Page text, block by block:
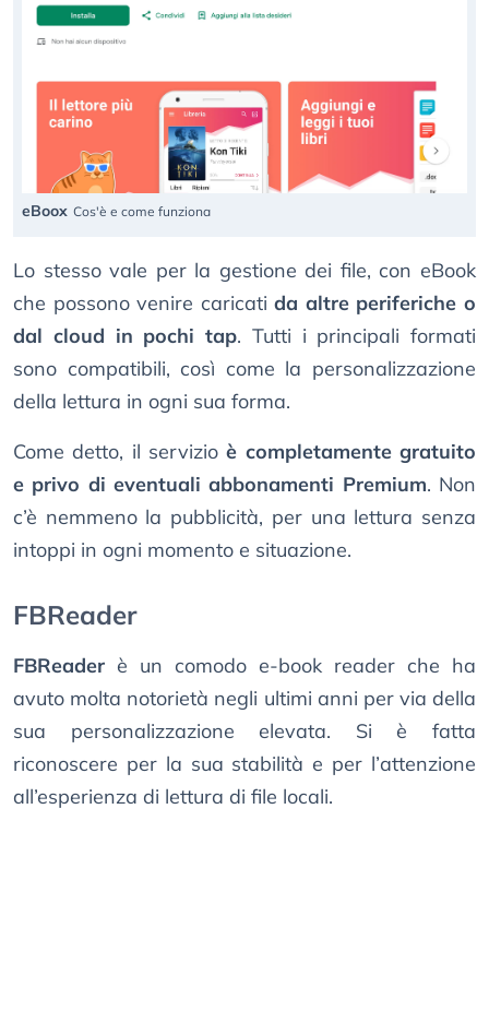
eBoox Cos'è e come funziona
Lo stesso vale per la gestione dei file, con eBook
che possono venire caricatida altre periferiche o
dal cloud in pochi tap. Tutti i principali formati
sono compatibili, così come la personalizzazione
della lettura in ogni sua forma.
Come detto, il servizioè completamente gratuito
e privo di eventuali abbonamenti Premium. Non
c’è nemmeno la pubblicità, per una lettura senza
intoppi in ogni momento e situazione.
FBReader
FBReader è un comodo e-book reader che ha
avuto molta notorietà negli ultimi anni per via della
sua personalizzazione elevata. Si è fatta
riconoscere per la sua stabilità e per l’attenzione
all’esperienza di lettura di file locali.